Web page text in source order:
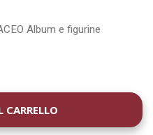
Album e figurine